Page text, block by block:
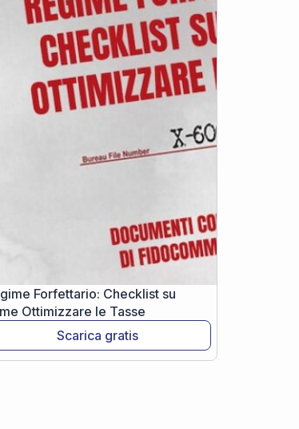
Forfettario: Checklist su
Ottimizzare le Tasse
Scarica gratis